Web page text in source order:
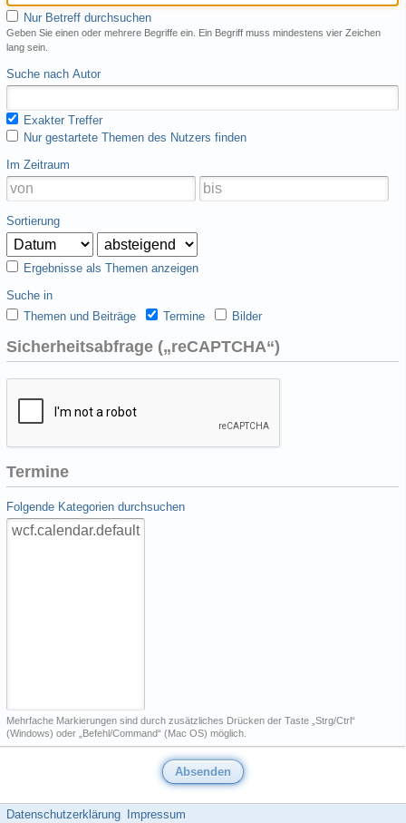
Nur Betreff durchsuchen
Geben Sie einen oder mehrere Begriffe ein. Ein Begriff muss mindestens vier Zeichen
lang sein.
Suche nach Autor
Exakter Treffer
Nur gestartete Themen des Nutzers finden
Im Zeitraum
Sortierung
Ergebnisse als Themen anzeigen
Suche in
Themen und Beiträge
Termine Bilder
Sicherheitsabfrage („reCAPTCHA“)
Termine
Folgende Kategorien durchsuchen
Mehrfache Markierungen sind durch zusätzliches Drücken der Taste „Strg/Ctrl“
(Windows) oder „Befehl/Command“ (Mac OS) möglich.
Datenschutzerklärung Impressum